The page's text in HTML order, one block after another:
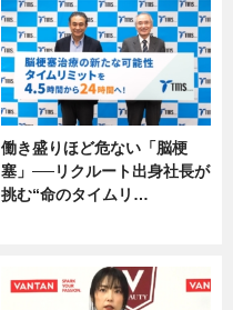
働き盛りほど危ない「脳梗
塞」──リクルート出身社長が
挑む“命のタイムリ…